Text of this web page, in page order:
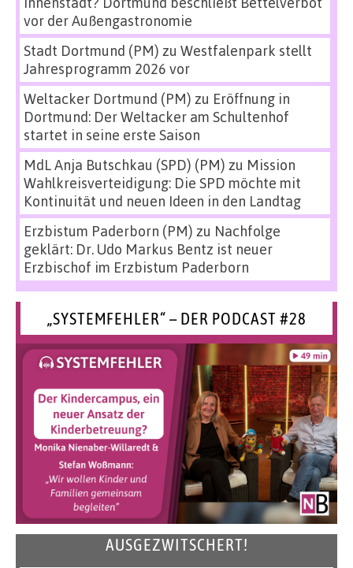
vor der Außengastronomie
Stadt Dortmund (PM) zu Westfalenpark stellt
Jahresprogramm 2026 vor
Weltacker Dortmund (PM) zu Eröffnung in
Dortmund: Der Weltacker am Schultenhof
startet in seine erste Saison
MdL Anja Butschkau (SPD) (PM) zu Mission
Wahlkreisverteidigung: Die SPD möchte mit
Kontinuität und neuen Ideen in den Landtag
Erzbistum Paderborn (PM) zu Nachfolge
geklärt: Dr. Udo Markus Bentz ist neuer
Erzbischof im Erzbistum Paderborn
„SYSTEMFEHLER“ – DER PODCAST #28
AUSGEZWITSCHERT!